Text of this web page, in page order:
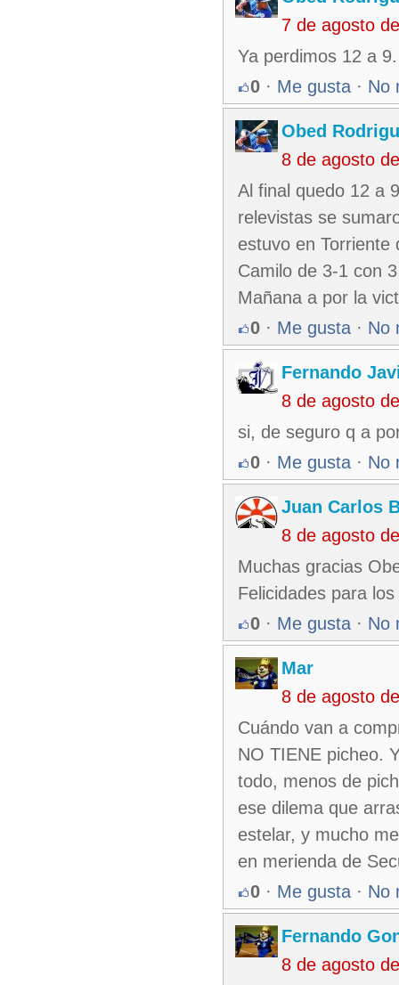
7 de agosto
Ya perdimos 12 a
0 · Me gusta · No
Obed
8 de agosto
Al final quedo 12 a
relevistas se
estuvo en
Camilo de 3-1 con
Mañana a por la
0 · Me gusta · No
Fernando
8 de agosto
si, de seguro q a
0 · Me gusta · No
Juan Carlos
8 de agosto
Muchas gracias
Felicidades para
0 · Me gusta · No
Mar
8 de agosto
Cuándo van a
NO TIENE picheo.
todo, menos de
ese dilema que
estelar, y mucho
en merienda de
0 · Me gusta · No
Fernando
8 de agosto